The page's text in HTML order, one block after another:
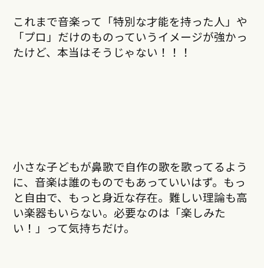
これまで音楽って「特別な才能を持った人」や
「プロ」だけのものっていうイメージが強かっ
たけど、本当はそうじゃない！！！
小さな子どもが鼻歌で自作の歌を歌ってるよう
に、音楽は誰のものでもあっていいはず。もっ
と自由で、もっと身近な存在。難しい理論も高
い楽器もいらない。必要なのは「楽しみた
い！」って気持ちだけ。